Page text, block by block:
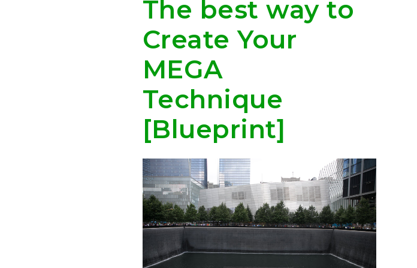
The best way to
Create Your
MEGA
Technique
[Blueprint]